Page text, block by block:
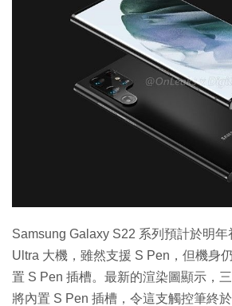
生成式AI與雲端應用
Enterprise Digital Transformation
Samsung Galaxy S22 系列預計於明
Ultra 大機，雖然支援 S Pen，但機身
置 S Pen 插槽。最新的渲染圖顯示，
將內置 S Pen 插槽，令這支觸控筆終於